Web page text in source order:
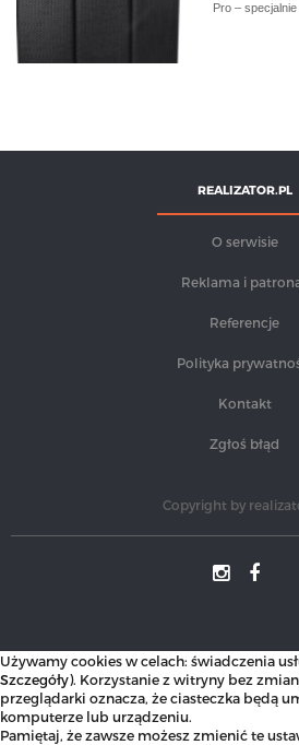
Pro –
REALIZATOR.PL
O serwisie
Reklama i
Referencje
Polityka
Kontakt
Zgłoś błąd
Copyright by
Używamy cookies w celach: świadczenia
Szczegóły). Korzystanie z witryny bez
przeglądarki oznacza, że ciasteczka będą
komputerze lub urządzeniu.
Pamiętaj, że zawsze możesz zmienić te